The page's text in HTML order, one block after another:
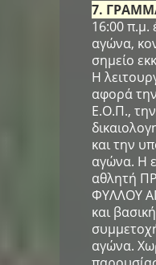
7.
16:00 π.μ.
αγώνα,
σημείο
Η
αφορά
Ε.Ο.Π.,
και την
αγώνα. Η
αθλητή
ΦΥΛΛΟΥ
και
αγώνα.